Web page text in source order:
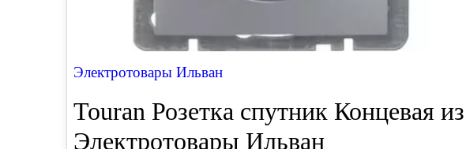
Электротовары Ильван
Touran Розетка спутник Концевая из
Электротовары Ильван